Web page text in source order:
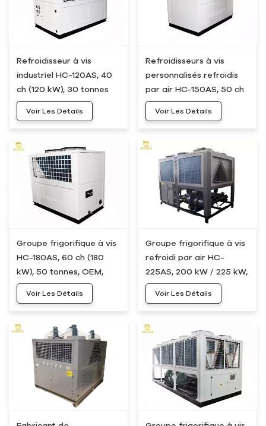
Refroidisseur à vis
industriel HC-120AS, 40
ch (120 kW), 30 tonnes
Voir Les Détails
Refroidisseurs à vis
personnalisés refroidis
par air HC-150AS, 50 ch
(150 kW), 40 tonnes
Voir Les Détails
Groupe frigorifique à vis
HC-180AS, 60 ch (180
kW), 50 tonnes, OEM,
refroidi par air
Voir Les Détails
Groupe frigorifique à vis
refroidi par air HC-
225AS, 200 kW / 225 kW,
60 tonnes
Voir Les Détails